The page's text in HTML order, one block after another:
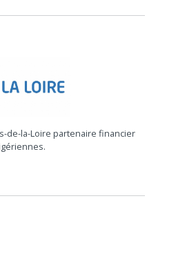
de-la-Loire partenaire financier